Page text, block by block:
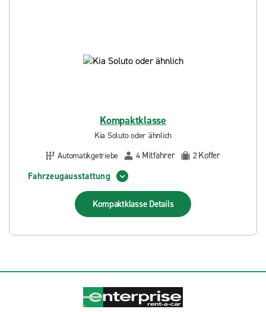
Kompaktklasse
Kia Soluto oder ähnlich
Automatikgetriebe
4 Mitfahrer 2Koffer
Fahrzeugausstattung
Kompaktklasse Details